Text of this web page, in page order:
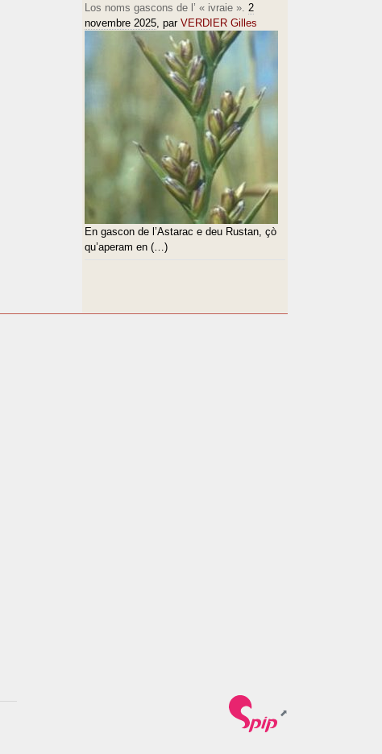
Los noms gascons de l’ « ivraie ». 2
novembre 2025, par VERDIER Gilles
En gascon de l’Astarac e deu Rustan, çò
qu’aperam en (…)